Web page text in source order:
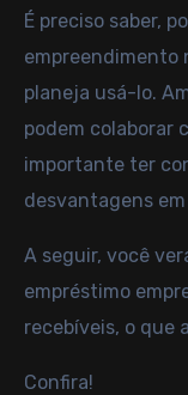
É preciso saber,
empreendimento
planeja usá-lo.
podem colaborar
importante ter
desvantagens
A seguir, você
empréstimo
recebíveis, o que
Confira!